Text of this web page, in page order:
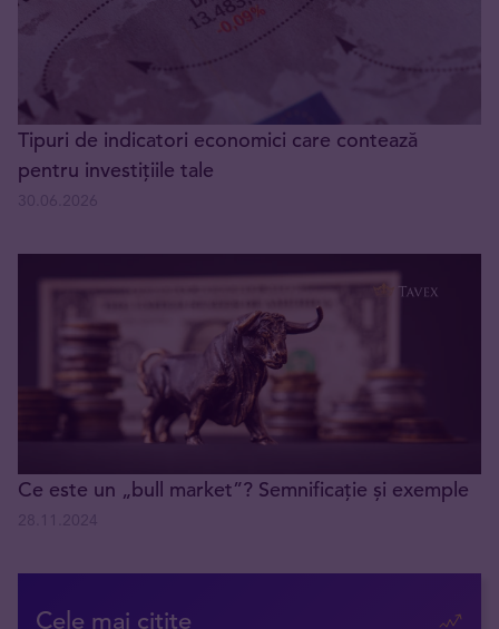
Tipuri de indicatori economici care contează
pentru investițiile tale
Ce este un „bull market”? Semnificație și exemple
Cele mai citite